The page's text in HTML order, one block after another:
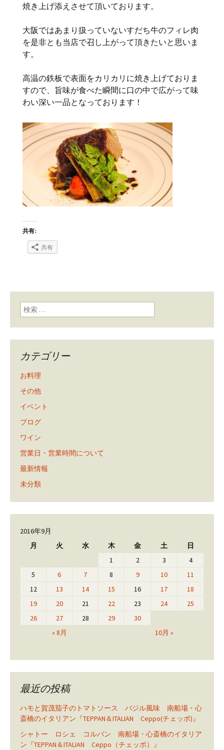
焼き上げ添えさせて頂いております。
大阪ではあまり扱っていないすだち牛のフィレ肉
を是非とも当店で召し上がって頂きたいと思いま
す。
高温の鉄板で表面をカリカリに焼き上げておりま
すので、旨味が食べた瞬間に口の中で広がって味
わい深い一品となっております！
共有:
共有
検索:
カテゴリー
お料理
その他
イベント
ブログ
ワイン
営業日・営業時間について
最新情報
未分類
2016年9月
月
火 水 木 金 土 日
« 8月 10月 »
1 2 3
4
5
6 7 8 9 10
11
12
13 14 15 16 17
18
19
20 21 22 23 24
25
26
27 28 29 30
最近の投稿
ハモと賀茂茄子のトマトソース バジル風味 南船場・心
斎橋のイタリアン『TEPPAN＆ITALIAN Ceppo(チェッポ)』
シャトー ロシェ コルバン 南船場・心斎橋のイタリア
ン『TEPPAN＆ITALIAN Ceppo（チェッポ）』